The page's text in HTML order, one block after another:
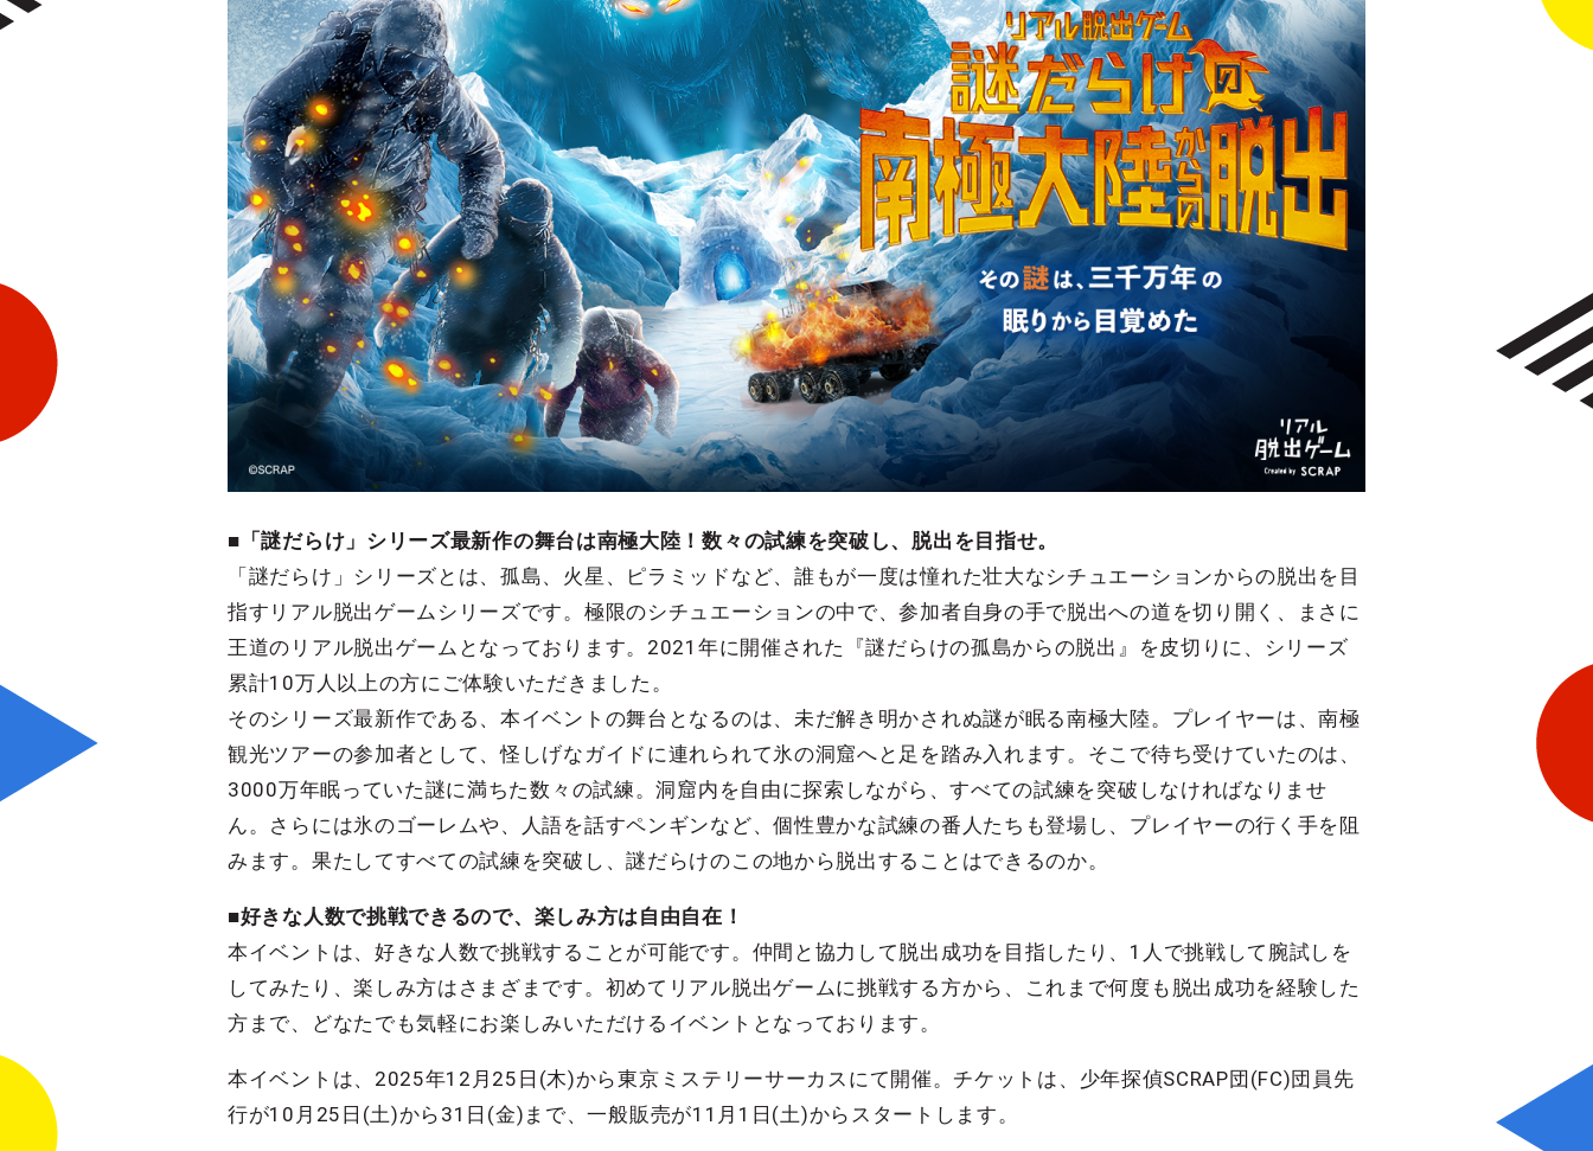
■ 「謎だらけ」シリーズ最新作の舞台は南極大陸！数々の試練を突破し、脱出を目指せ。
「謎だらけ」シリーズとは、孤島、火星、ピラミッドなど、誰もが一度は憧れた壮大なシチュエーションからの脱出を目
指すリアル脱出ゲームシリーズです。極限のシチュエーションの中で、参加者自身の手で脱出への道を切り開く、まさに
王道のリアル脱出ゲームとなっております。2021年に開催された『謎だらけの孤島からの脱出』を皮切りに、シリーズ
累計10万人以上の方にご体験いただきました。
そのシリーズ最新作である、本イベントの舞台となるのは、未だ解き明かされぬ謎が眠る南極大陸。プレイヤーは、南極
観光ツアーの参加者として、怪しげなガイドに連れられて氷の洞窟へと足を踏み入れます。そこで待ち受けていたのは、
3000万年眠っていた謎に満ちた数々の試練。洞窟内を自由に探索しながら、すべての試練を突破しなければなりませ
ん。さらには氷のゴーレムや、人語を話すペンギンなど、個性豊かな試練の番人たちも登場し、プレイヤーの行く手を阻
みます。果たしてすべての試練を突破し、謎だらけのこの地から脱出することはできるのか。
■好きな人数で挑戦できるので、楽しみ方は自由自在！
本イベントは、好きな人数で挑戦することが可能です。仲間と協力して脱出成功を目指したり、1人で挑戦して腕試しを
してみたり、楽しみ方はさまざまです。初めてリアル脱出ゲームに挑戦する方から、これまで何度も脱出成功を経験した
方まで、どなたでも気軽にお楽しみいただけるイベントとなっております。
本イベントは、2025年12月25日(木)から東京ミステリーサーカスにて開催。チケットは、少年探偵SCRAP団(FC)団員先
行が10月25日(土)から31日(金)まで、一般販売が11月1日(土)からスタートします。